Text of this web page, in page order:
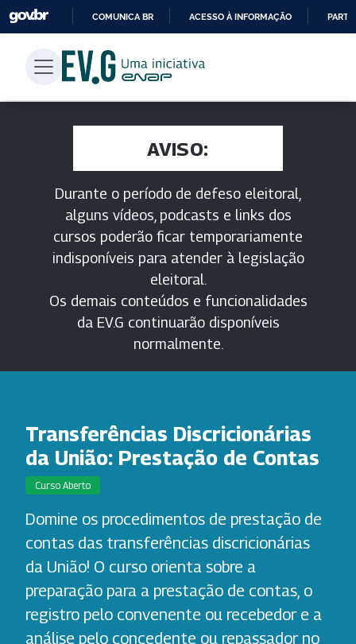
PARA
CONTEÚDO
COMUNICA BR ACESSO À INFORMAÇÃO
AVISO:
Durante o período de defeso eleitoral,
alguns vídeos, podcasts e links dos
cursos poderão ficar temporariamente
indisponíveis para atender à legislação
eleitoral.
Os demais conteúdos e funcionalidades
da EV.G continuarão disponíveis
normalmente.
Transferências Discricionárias
da União: Prestação de Contas
Curso Aberto
Domine os procedimentos de prestação de
contas das transferências discricionárias
da União! O curso orienta sobre a
preparação para a prestação de contas, o
registro pelo convenente ou recebedor e a
análise pelo concedente ou repassador no